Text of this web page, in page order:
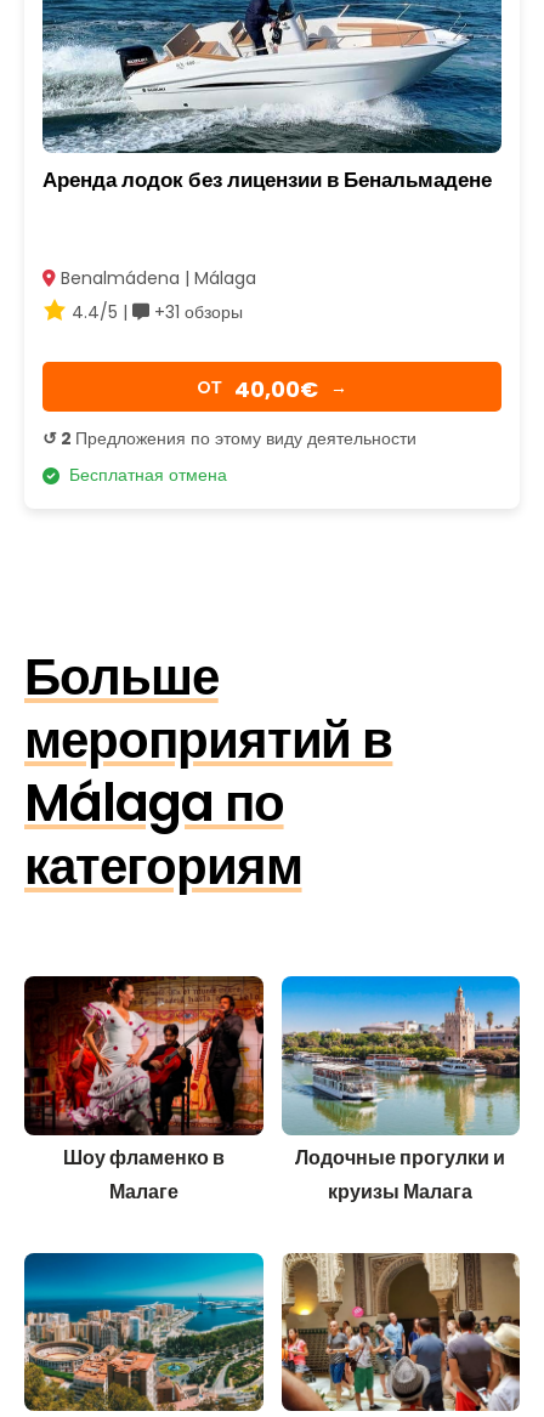
Аренда лодок без лицензии в Бенальмадене
Benalmádena | Málaga
4.4/5 |
+31 обзоры
OТ 40,00€ →
↺ 2 Предложения по этому виду деятельности
Бесплатная отмена
Больше
мероприятий в
Málaga по
категориям
Шоу фламенко в
Малаге
Лодочные прогулки и
круизы Малага